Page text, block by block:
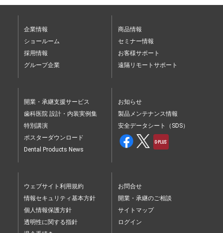
企業情報
ショールーム
採用情報
グループ企業
商品情報
セミナー情報
お客様サポート
遠隔リモートサポート
開業・承継支援サービス
歯科医院 設計・内装実例集
特別講演
ポスターダウンロード
Dental Products News
お知らせ
製品メンテナンス情報
安全データシート（SDS）
ウェブサイト利用規約
情報セキュリティ基本方針
個人情報保護方針
透明性に関する指針
お問合せ
開業・承継のご相談
サイトマップ
ログイン